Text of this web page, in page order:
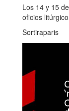
Los 14 y 15
oficios
Sortiraparis